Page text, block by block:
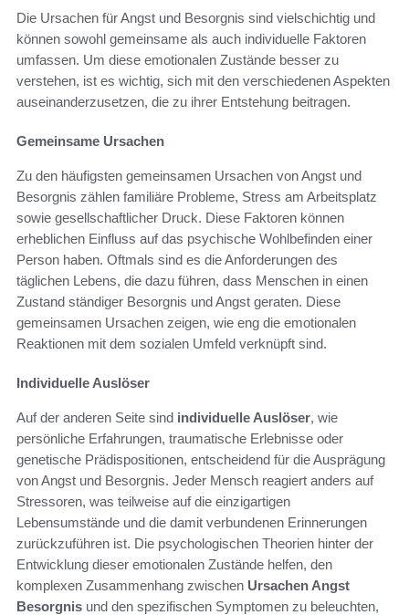
Die Ursachen für Angst und Besorgnis sind vielschichtig und
können sowohl gemeinsame als auch individuelle Faktoren
umfassen. Um diese emotionalen Zustände besser zu
verstehen, ist es wichtig, sich mit den verschiedenen Aspekten
auseinanderzusetzen, die zu ihrer Entstehung beitragen.
Gemeinsame Ursachen
Zu den häufigsten gemeinsamen Ursachen von Angst und
Besorgnis zählen familiäre Probleme, Stress am Arbeitsplatz
sowie gesellschaftlicher Druck. Diese Faktoren können
erheblichen Einfluss auf das psychische Wohlbefinden einer
Person haben. Oftmals sind es die Anforderungen des
täglichen Lebens, die dazu führen, dass Menschen in einen
Zustand ständiger Besorgnis und Angst geraten. Diese
gemeinsamen Ursachen zeigen, wie eng die emotionalen
Reaktionen mit dem sozialen Umfeld verknüpft sind.
Individuelle Auslöser
Auf der anderen Seite sind individuelle Auslöser, wie
persönliche Erfahrungen, traumatische Erlebnisse oder
genetische Prädispositionen, entscheidend für die Ausprägung
von Angst und Besorgnis. Jeder Mensch reagiert anders auf
Stressoren, was teilweise auf die einzigartigen
Lebensumstände und die damit verbundenen Erinnerungen
zurückzuführen ist. Die psychologischen Theorien hinter der
Entwicklung dieser emotionalen Zustände helfen, den
komplexen Zusammenhang zwischen Ursachen Angst
Besorgnis und den spezifischen Symptomen zu beleuchten,